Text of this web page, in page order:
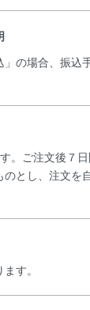
の場合、振込
。ご注文後７
とし、注文を
す。